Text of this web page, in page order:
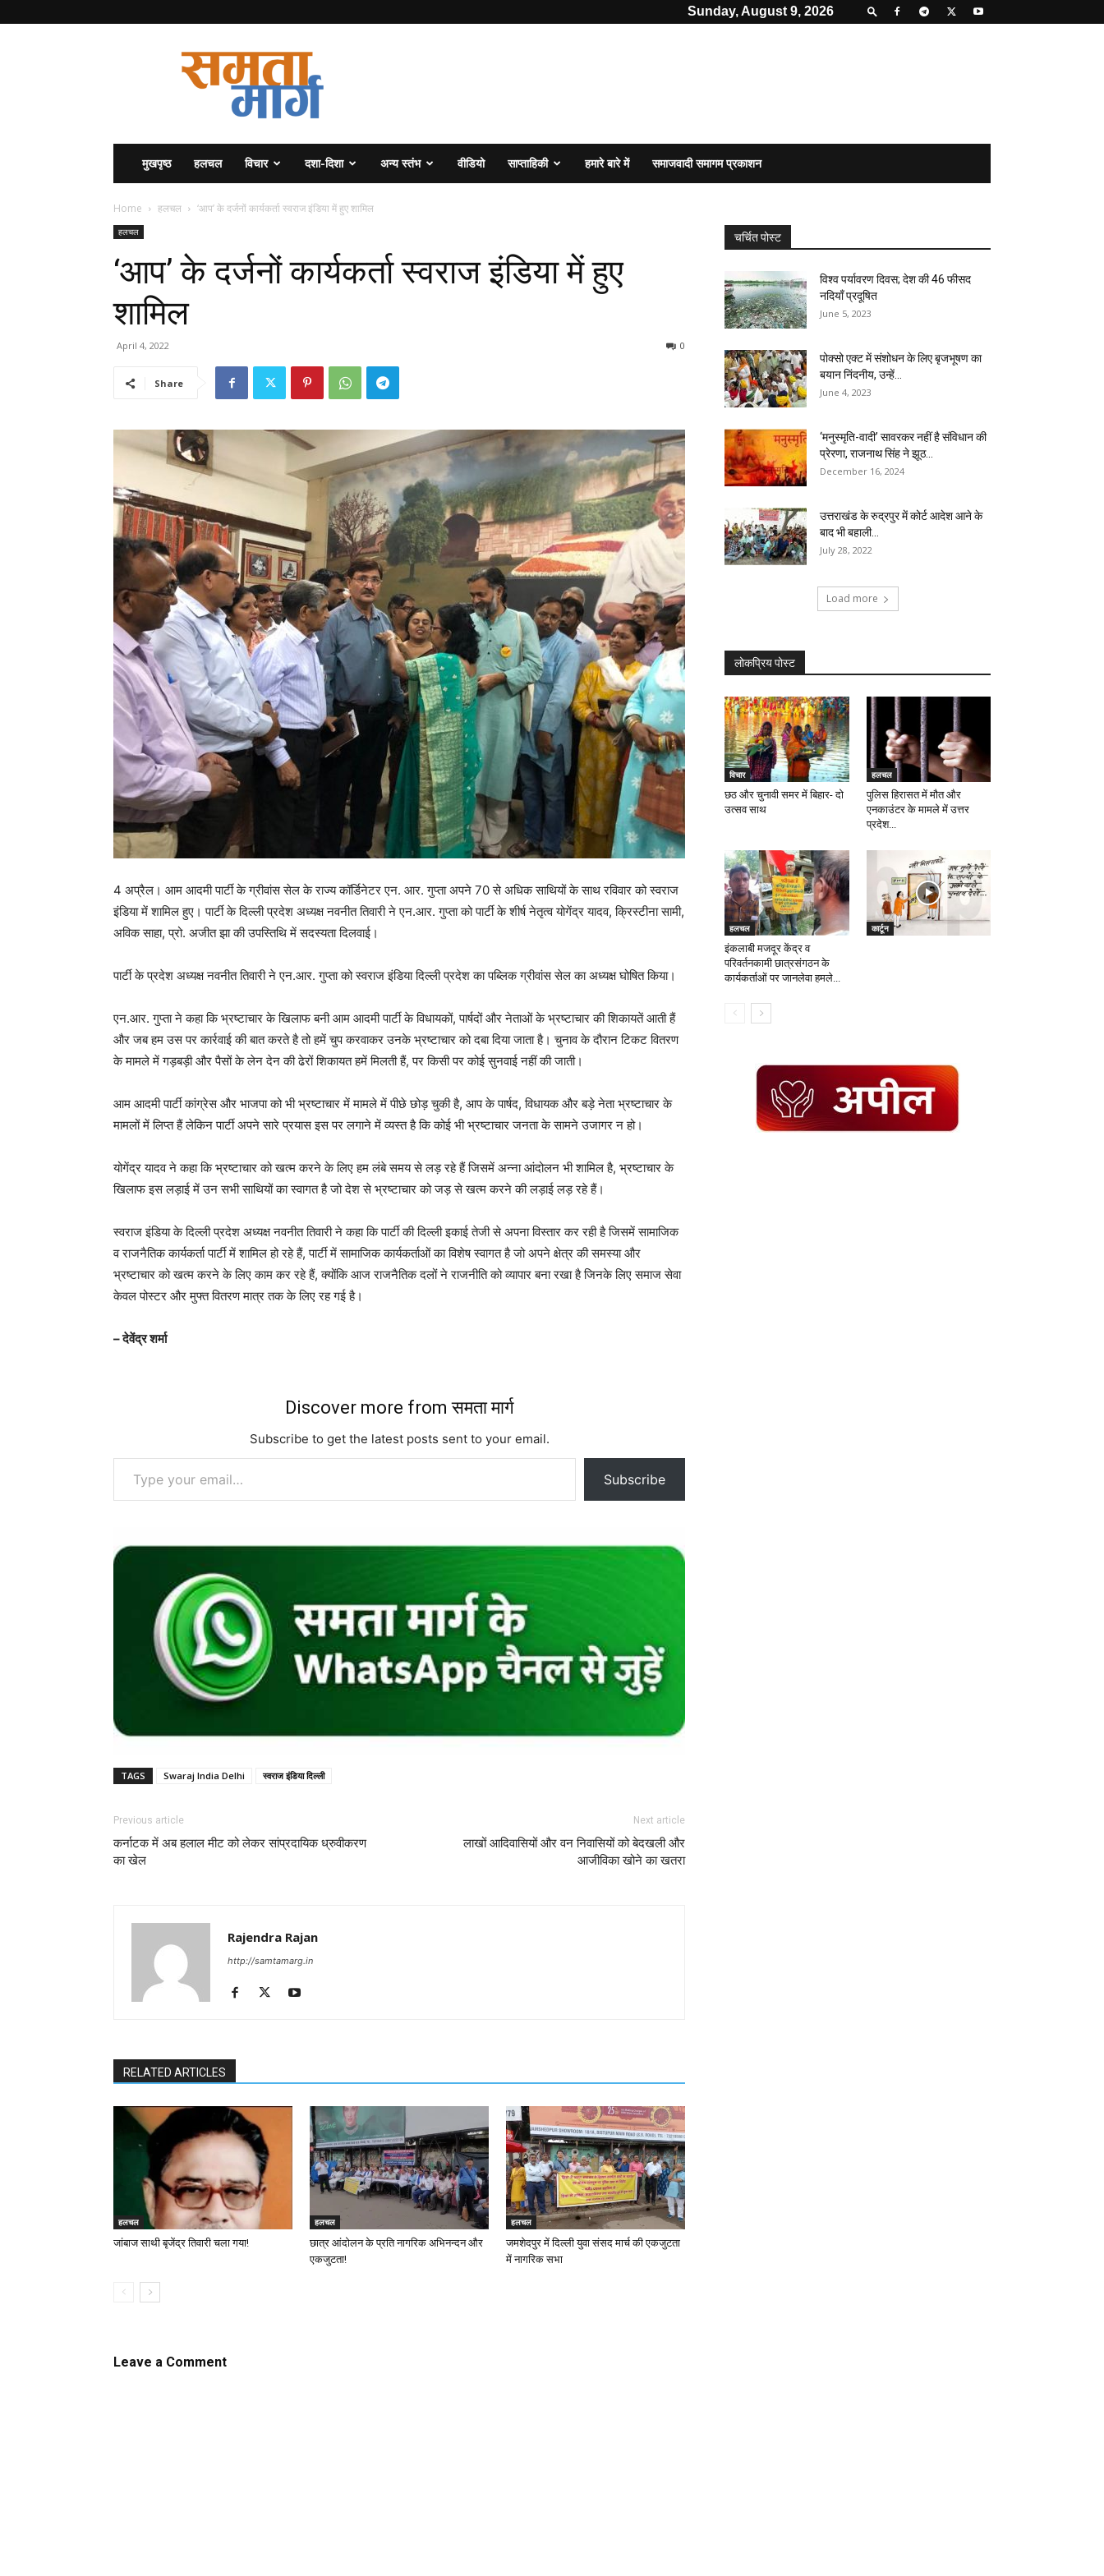
Sunday, August 9, 2026
मुखपृष्ठ हलचल विचार दशा-दिशा अन्य स्तंभ वीडियो साप्ताहिकी हमारे बारे में समाजवादी समागम प्रकाशन
Home हलचल ‘आप’ के दर्जनों कार्यकर्ता स्वराज इंडिया में हुए शामिल
हलचल
‘आप’ के दर्जनों कार्यकर्ता स्वराज इंडिया में हुए
शामिल
April 4, 2022 0
Share
4 अप्रैल। आम आदमी पार्टी के ग्रीवांस सेल के राज्य कॉर्डिनेटर एन. आर. गुप्ता अपने 70 से अधिक साथियों के साथ रविवार को स्वराज
इंडिया में शामिल हुए। पार्टी के दिल्ली प्रदेश अध्यक्ष नवनीत तिवारी ने एन.आर. गुप्ता को पार्टी के शीर्ष नेतृत्व योगेंद्र यादव, क्रिस्टीना सामी,
अविक साहा, प्रो. अजीत झा की उपस्तिथि में सदस्यता दिलवाई।
पार्टी के प्रदेश अध्यक्ष नवनीत तिवारी ने एन.आर. गुप्ता को स्वराज इंडिया दिल्ली प्रदेश का पब्लिक ग्रीवांस सेल का अध्यक्ष घोषित किया।
एन.आर. गुप्ता ने कहा कि भ्रष्टाचार के खिलाफ बनी आम आदमी पार्टी के विधायकों, पार्षदों और नेताओं के भ्रष्टाचार की शिकायतें आती हैं
और जब हम उस पर कार्रवाई की बात करते है तो हमें चुप करवाकर उनके भ्रष्टाचार को दबा दिया जाता है। चुनाव के दौरान टिकट वितरण
के मामले में गड़बड़ी और पैसों के लेन देन की ढेरों शिकायत हमें मिलती हैं, पर किसी पर कोई सुनवाई नहीं की जाती।
आम आदमी पार्टी कांग्रेस और भाजपा को भी भ्रष्टाचार में मामले में पीछे छोड़ चुकी है, आप के पार्षद, विधायक और बड़े नेता भ्रष्टाचार के
मामलों में लिप्त हैं लेकिन पार्टी अपने सारे प्रयास इस पर लगाने में व्यस्त है कि कोई भी भ्रष्टाचार जनता के सामने उजागर न हो।
योगेंद्र यादव ने कहा कि भ्रष्टाचार को खत्म करने के लिए हम लंबे समय से लड़ रहे हैं जिसमें अन्ना आंदोलन भी शामिल है, भ्रष्टाचार के
खिलाफ इस लड़ाई में उन सभी साथियों का स्वागत है जो देश से भ्रष्टाचार को जड़ से खत्म करने की लड़ाई लड़ रहे हैं।
स्वराज इंडिया के दिल्ली प्रदेश अध्यक्ष नवनीत तिवारी ने कहा कि पार्टी की दिल्ली इकाई तेजी से अपना विस्तार कर रही है जिसमें सामाजिक
व राजनैतिक कार्यकर्ता पार्टी में शामिल हो रहे हैं, पार्टी में सामाजिक कार्यकर्ताओं का विशेष स्वागत है जो अपने क्षेत्र की समस्या और
भ्रष्टाचार को खत्म करने के लिए काम कर रहे हैं, क्योंकि आज राजनैतिक दलों ने राजनीति को व्यापार बना रखा है जिनके लिए समाज सेवा
केवल पोस्टर और मुफ्त वितरण मात्र तक के लिए रह गई है।
– देवेंद्र शर्मा
Discover more from समता मार्ग
Subscribe to get the latest posts sent to your email.
Type your email…
Subscribe
TAGS Swaraj India Delhi स्वराज इंडिया दिल्ली
Previous article
कर्नाटक में अब हलाल मीट को लेकर सांप्रदायिक ध्रुवीकरण
का खेल
Next article
लाखों आदिवासियों और वन निवासियों को बेदखली और
आजीविका खोने का खतरा
Rajendra Rajan
http://samtamarg.in
RELATED ARTICLES
हलचल
जांबाज साथी बृजेंद्र तिवारी चला गया!
हलचल
छात्र आंदोलन के प्रति नागरिक अभिनन्दन और
एकजुटता!
हलचल
जमशेदपुर में दिल्ली युवा संसद मार्च की एकजुटता
में नागरिक सभा
Leave a Comment
चर्चित पोस्ट
विश्व पर्यावरण दिवस; देश की 46 फीसद
नदियाँ प्रदूषित
June 5, 2023
पोक्सो एक्ट में संशोधन के लिए बृजभूषण का
बयान निंदनीय, उन्हें...
June 4, 2023
‘मनुस्मृति-वादी’ सावरकर नहीं है संविधान की
प्रेरणा, राजनाथ सिंह ने झूठ...
December 16, 2024
उत्तराखंड के रुद्रपुर में कोर्ट आदेश आने के
बाद भी बहाली...
July 28, 2022
Load more
लोकप्रिय पोस्ट
विचार
छठ और चुनावी समर में बिहार- दो
उत्सव साथ
हलचल
पुलिस हिरासत में मौत और
एनकाउंटर के मामले में उत्तर
प्रदेश...
हलचल
इंकलाबी मजदूर केंद्र व
परिवर्तनकामी छात्रसंगठन के
कार्यकर्ताओं पर जानलेवा हमले...
कार्टून